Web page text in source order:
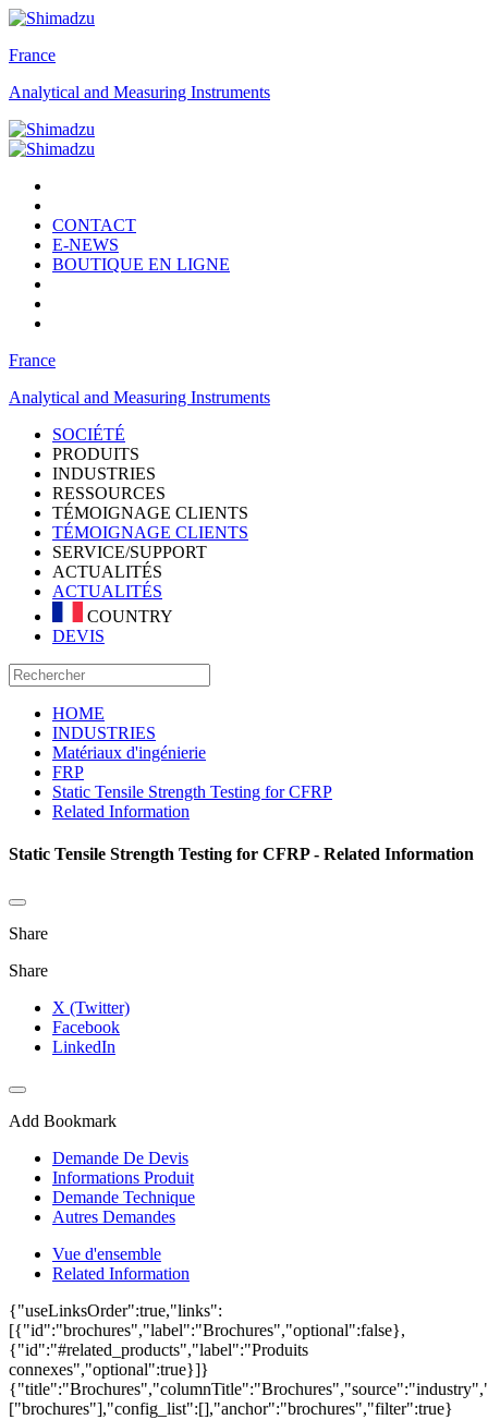
France
Analytical and Measuring Instruments
CONTACT
E-NEWS
BOUTIQUE EN LIGNE
France
Analytical and Measuring Instruments
SOCIÉTÉ
PRODUITS
INDUSTRIES
RESSOURCES
TÉMOIGNAGE CLIENTS
TÉMOIGNAGE CLIENTS
SERVICE/SUPPORT
ACTUALITÉS
ACTUALITÉS
COUNTRY
DEVIS
HOME
INDUSTRIES
Matériaux d'ingénierie
FRP
Static Tensile Strength Testing for CFRP
Related Information
Static Tensile Strength Testing for CFRP - Related Information
Share
Share
X (Twitter)
Facebook
LinkedIn
Add Bookmark
Demande De Devis
Informations Produit
Demande Technique
Autres Demandes
Vue d'ensemble
Related Information
{"useLinksOrder":true,"links":
[{"id":"brochures","label":"Brochures","optional":false},
{"id":"#related_products","label":"Produits
connexes","optional":true}]}
["brochures"],"config_list":[],"anchor":"brochures","filter":true}